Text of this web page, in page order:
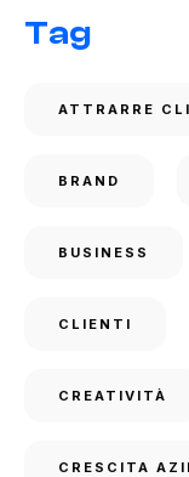
Tag
ATTRARRE
BRAND
BUSINESS
CLIENTI
CREATIVITÀ
CRESCITA